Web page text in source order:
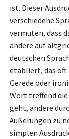
ist. Dieser
verschiedene
vermuten, dass
andere auf
deutschen
etabliert, das oft
Gerede oder
Wort treffend die
geht, andere
Äußerungen zu
simplen